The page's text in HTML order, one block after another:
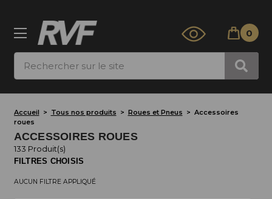
0
Accueil Tous nos produits Roues et Pneus
Accessoires
roues
ACCESSOIRES ROUES
133 Produit(s)
FILTRES CHOISIS
AUCUN FILTRE APPLIQUÉ